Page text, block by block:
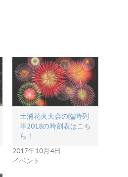
土浦花火大会の臨時列
車2018の時刻表はこち
ら！
2017年10月4日
イベント